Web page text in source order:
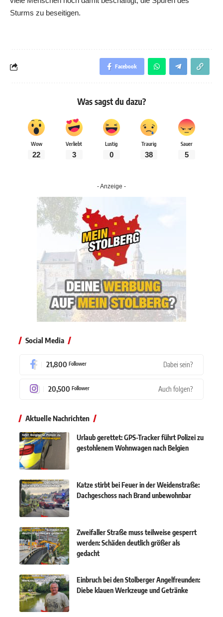
Sturms zu beseitigen.
Facebook
Was sagst du dazu?
Wow
22
Verliebt
3
Lustig
0
Traurig
38
Sauer
5
- Anzeige -
Social Media
21,800 Follower Dabei sein?
20,500 Follower Auch folgen?
Aktuelle Nachrichten
Urlaub gerettet: GPS-Tracker führt Polizei zu
gestohlenem Wohnwagen nach Belgien
Katze stirbt bei Feuer in der Weidenstraße:
Dachgeschoss nach Brand unbewohnbar
Zweifaller Straße muss teilweise gesperrt
werden: Schäden deutlich größer als
gedacht
Einbruch bei den Stolberger Angelfreunden:
Diebe klauen Werkzeuge und Getränke